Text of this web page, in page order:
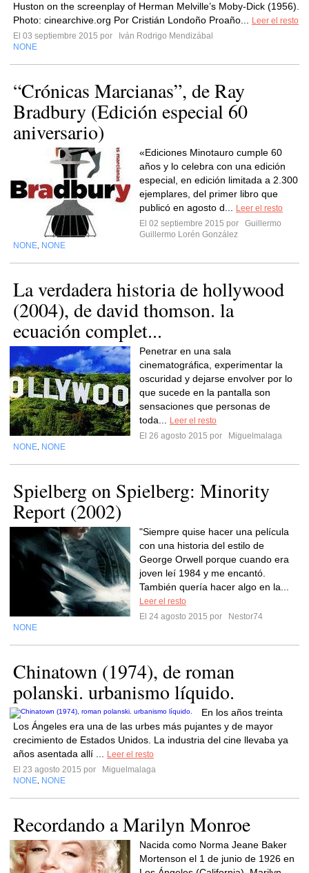
Huston on the screenplay of Herman Melville’s Moby-Dick (1956).
Photo: cinearchive.org Por Cristián Londoño Proaño...
Leer el resto
El 03 septiembre 2015 por
Iván Rodrigo Mendizábal
NONE
“Crónicas Marcianas”, de Ray
Bradbury (Edición especial 60
aniversario)
«Ediciones Minotauro cumple 60
años y lo celebra con una edición
especial, en edición limitada a 2.300
ejemplares, del primer libro que
publicó en agosto d...
Leer el resto
El 02 septiembre 2015 por
Guillermo
Guillermo Lorén González
NONE NONE
La verdadera historia de hollywood
(2004), de david thomson. la
ecuación complet...
Penetrar en una sala
cinematográfica, experimentar la
oscuridad y dejarse envolver por lo
que sucede en la pantalla son
sensaciones que personas de
toda...
Leer el resto
El 26 agosto 2015 por
Miguelmalaga
NONE NONE
Spielberg on Spielberg: Minority
Report (2002)
"Siempre quise hacer una película
con una historia del estilo de
George Orwell porque cuando era
joven leí 1984 y me encantó.
También quería hacer algo en la...
Leer el resto
El 24 agosto 2015 por
Nestor74
NONE
Chinatown (1974), de roman
polanski. urbanismo líquido.
En los años treinta
Los Ángeles era una de las urbes más pujantes y de mayor
crecimiento de Estados Unidos. La industria del cine llevaba ya
años asentada allí ...
Leer el resto
El 23 agosto 2015 por
Miguelmalaga
NONE NONE
Recordando a Marilyn Monroe
Nacida como Norma Jeane Baker
Mortenson el 1 de junio de 1926 en